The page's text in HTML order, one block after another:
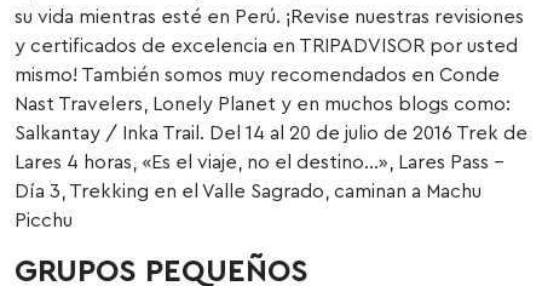
su vida mientras esté en Perú. ¡Revise nuestras revisiones
y certificados de excelencia en TRIPADVISOR por usted
mismo! También somos muy recomendados en Conde
Nast Travelers, Lonely Planet y en muchos blogs como:
Salkantay / Inka Trail. Del 14 al 20 de julio de 2016 Trek de
Lares 4 horas, «Es el viaje, no el destino…», Lares Pass –
Día 3, Trekking en el Valle Sagrado, caminan a Machu
Picchu
GRUPOS PEQUEÑOS